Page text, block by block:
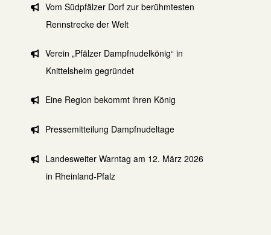
Vom Südpfälzer Dorf zur berühmtesten
Rennstrecke der Welt
Verein „Pfälzer Dampfnudelkönig“ in
Knittelsheim gegründet
Eine Region bekommt ihren König
Pressemitteilung Dampfnudeltage
Landesweiter Warntag am 12. März 2026
in Rheinland-Pfalz